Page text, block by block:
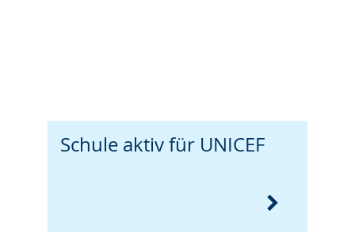
Schule aktiv für UNICEF